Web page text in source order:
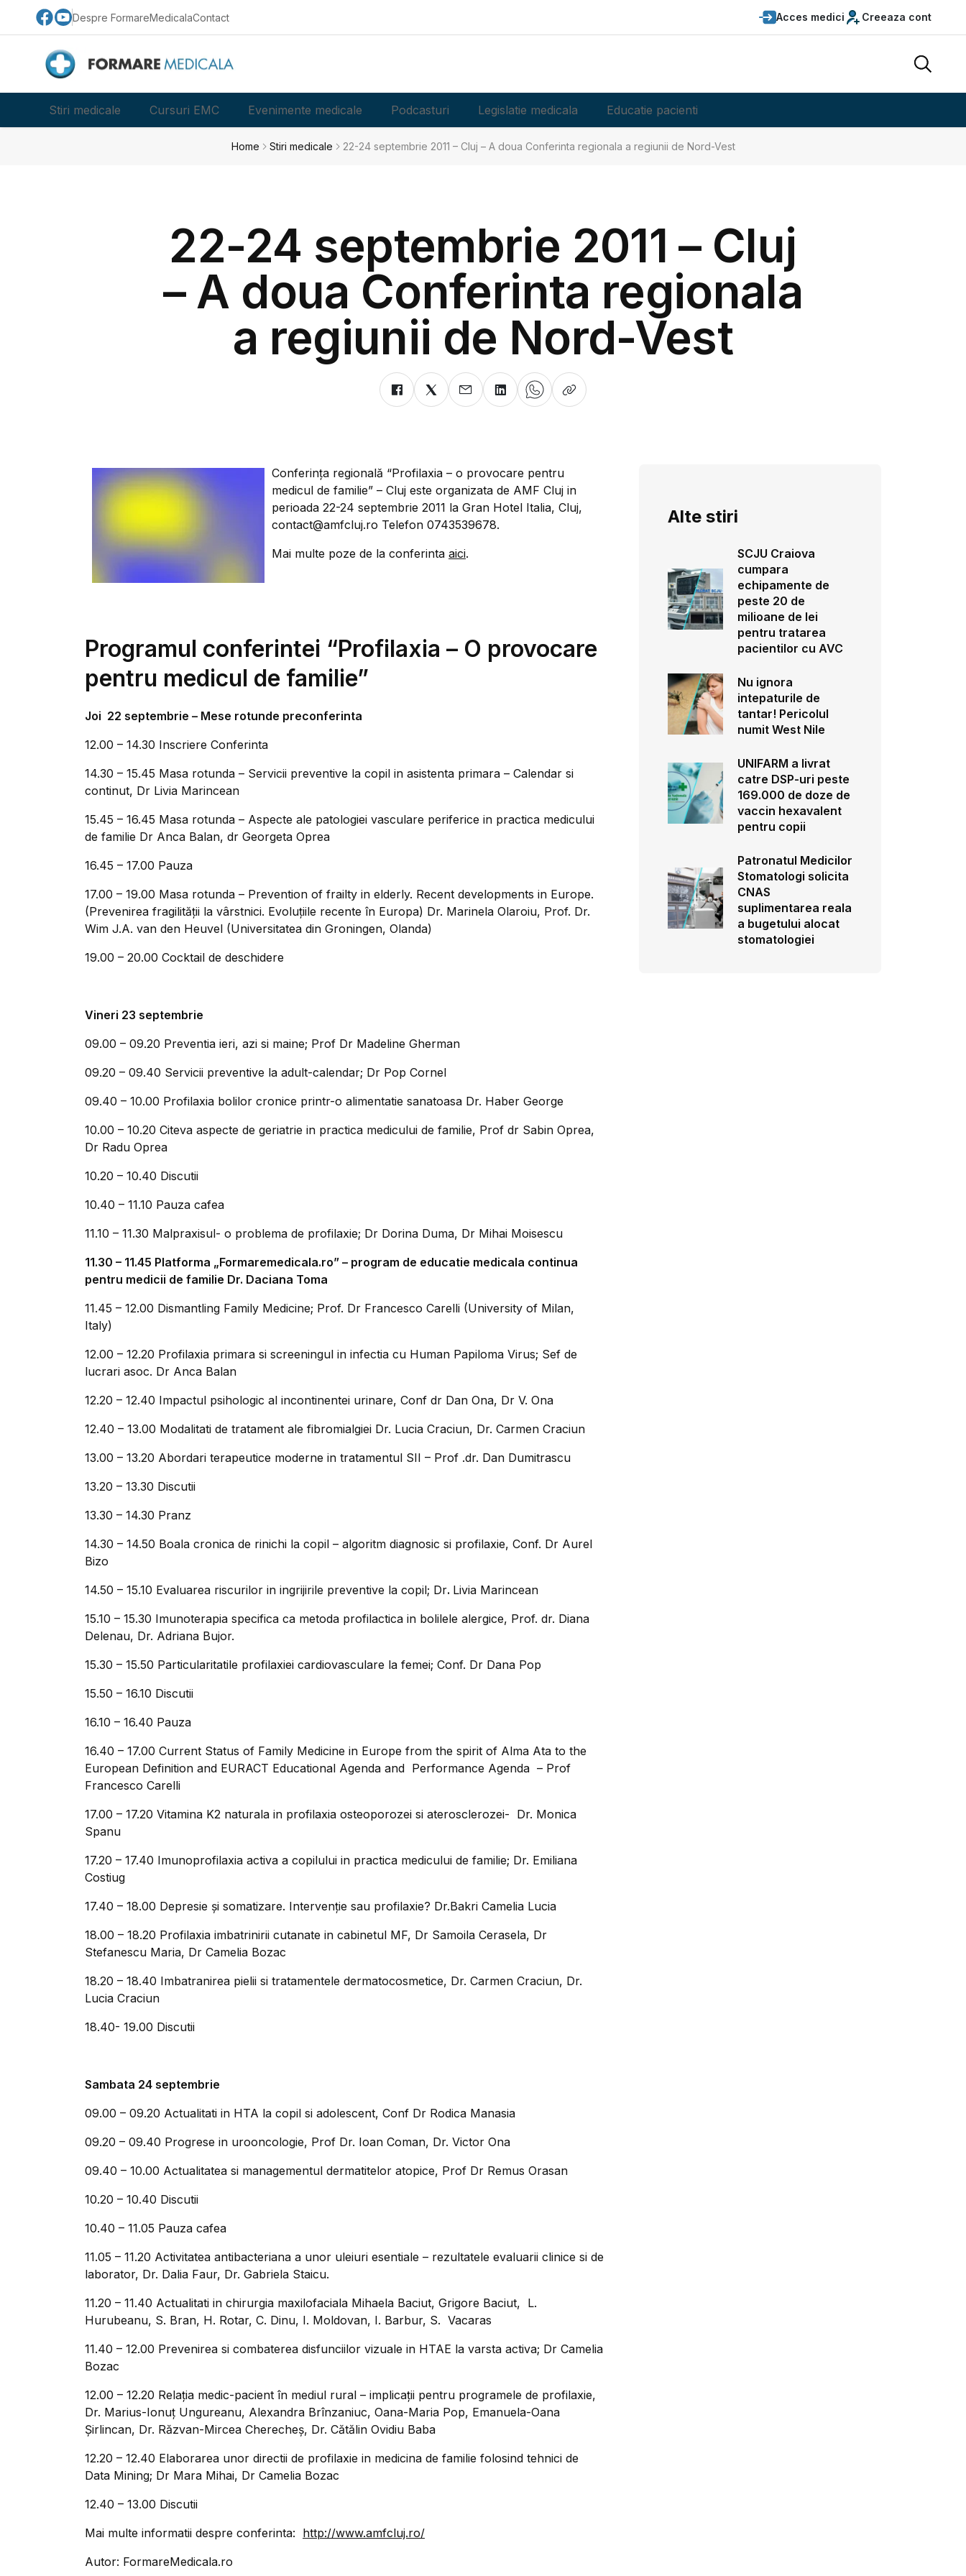
Despre FormareMedicalaContact Acces medici Creeaza cont
Stiri medicale Cursuri EMC Evenimente medicale Podcasturi Legislatie medicala Educatie pacienti
Home Stiri medicale 22-24 septembrie 2011 – Cluj – A doua Conferinta regionala a regiunii de Nord-Vest
22-24 septembrie 2011 – Cluj
– A doua Conferinta regionala
a regiunii de Nord-Vest
Conferinţa regională “Profilaxia – o provocare pentru
medicul de familie” – Cluj este organizata de AMF Cluj in
perioada 22-24 septembrie 2011 la Gran Hotel Italia, Cluj,
contact@amfcluj.ro Telefon 0743539678.
Mai multe poze de la conferinta aici.
Programul conferintei “Profilaxia – O provocare
pentru medicul de familie”
Joi 22 septembrie – Mese rotunde preconferinta
12.00 – 14.30 Inscriere Conferinta
14.30 – 15.45 Masa rotunda – Servicii preventive la copil in asistenta primara – Calendar si
continut, Dr Livia Marincean
15.45 – 16.45 Masa rotunda – Aspecte ale patologiei vasculare periferice in practica medicului
de familie Dr Anca Balan, dr Georgeta Oprea
16.45 – 17.00 Pauza
17.00 – 19.00 Masa rotunda – Prevention of frailty in elderly. Recent developments in Europe.
(Prevenirea fragilităţii la vârstnici. Evoluţiile recente în Europa) Dr. Marinela Olaroiu, Prof. Dr.
Wim J.A. van den Heuvel (Universitatea din Groningen, Olanda)
19.00 – 20.00 Cocktail de deschidere
Vineri 23 septembrie
09.00 – 09.20 Preventia ieri, azi si maine; Prof Dr Madeline Gherman
09.20 – 09.40 Servicii preventive la adult-calendar; Dr Pop Cornel
09.40 – 10.00 Profilaxia bolilor cronice printr-o alimentatie sanatoasa Dr. Haber George
10.00 – 10.20 Citeva aspecte de geriatrie in practica medicului de familie, Prof dr Sabin Oprea,
Dr Radu Oprea
10.20 – 10.40 Discutii
10.40 – 11.10 Pauza cafea
11.10 – 11.30 Malpraxisul- o problema de profilaxie; Dr Dorina Duma, Dr Mihai Moisescu
11.30 – 11.45 Platforma „Formaremedicala.ro” – program de educatie medicala continua
pentru medicii de familie Dr. Daciana Toma
11.45 – 12.00 Dismantling Family Medicine; Prof. Dr Francesco Carelli (University of Milan,
Italy)
12.00 – 12.20 Profilaxia primara si screeningul in infectia cu Human Papiloma Virus; Sef de
lucrari asoc. Dr Anca Balan
12.20 – 12.40 Impactul psihologic al incontinentei urinare, Conf dr Dan Ona, Dr V. Ona
12.40 – 13.00 Modalitati de tratament ale fibromialgiei Dr. Lucia Craciun, Dr. Carmen Craciun
13.00 – 13.20 Abordari terapeutice moderne in tratamentul SII – Prof .dr. Dan Dumitrascu
13.20 – 13.30 Discutii
13.30 – 14.30 Pranz
14.30 – 14.50 Boala cronica de rinichi la copil – algoritm diagnosic si profilaxie, Conf. Dr Aurel
Bizo
14.50 – 15.10 Evaluarea riscurilor in ingrijirile preventive la copil; Dr. Livia Marincean
15.10 – 15.30 Imunoterapia specifica ca metoda profilactica in bolilele alergice, Prof. dr. Diana
Delenau, Dr. Adriana Bujor.
15.30 – 15.50 Particularitatile profilaxiei cardiovasculare la femei; Conf. Dr Dana Pop
15.50 – 16.10 Discutii
16.10 – 16.40 Pauza
16.40 – 17.00 Current Status of Family Medicine in Europe from the spirit of Alma Ata to the
European Definition and EURACT Educational Agenda and Performance Agenda – Prof
Francesco Carelli
17.00 – 17.20 Vitamina K2 naturala in profilaxia osteoporozei si aterosclerozei- Dr. Monica
Spanu
17.20 – 17.40 Imunoprofilaxia activa a copilului in practica medicului de familie; Dr. Emiliana
Costiug
17.40 – 18.00 Depresie şi somatizare. Intervenţie sau profilaxie? Dr.Bakri Camelia Lucia
18.00 – 18.20 Profilaxia imbatrinirii cutanate in cabinetul MF, Dr Samoila Cerasela, Dr
Stefanescu Maria, Dr Camelia Bozac
18.20 – 18.40 Imbatranirea pielii si tratamentele dermatocosmetice, Dr. Carmen Craciun, Dr.
Lucia Craciun
18.40- 19.00 Discutii
Sambata 24 septembrie
09.00 – 09.20 Actualitati in HTA la copil si adolescent, Conf Dr Rodica Manasia
09.20 – 09.40 Progrese in urooncologie, Prof Dr. Ioan Coman, Dr. Victor Ona
09.40 – 10.00 Actualitatea si managementul dermatitelor atopice, Prof Dr Remus Orasan
10.20 – 10.40 Discutii
10.40 – 11.05 Pauza cafea
11.05 – 11.20 Activitatea antibacteriana a unor uleiuri esentiale – rezultatele evaluarii clinice si de
laborator, Dr. Dalia Faur, Dr. Gabriela Staicu.
11.20 – 11.40 Actualitati in chirurgia maxilofaciala Mihaela Baciut, Grigore Baciut, L.
Hurubeanu, S. Bran, H. Rotar, C. Dinu, I. Moldovan, I. Barbur, S. Vacaras
11.40 – 12.00 Prevenirea si combaterea disfunciilor vizuale in HTAE la varsta activa; Dr Camelia
Bozac
12.00 – 12.20 Relația medic-pacient în mediul rural – implicații pentru programele de profilaxie,
Dr. Marius-Ionuț Ungureanu, Alexandra Brînzaniuc, Oana-Maria Pop, Emanuela-Oana
Șirlincan, Dr. Răzvan-Mircea Cherecheș, Dr. Cătălin Ovidiu Baba
12.20 – 12.40 Elaborarea unor directii de profilaxie in medicina de familie folosind tehnici de
Data Mining; Dr Mara Mihai, Dr Camelia Bozac
12.40 – 13.00 Discutii
Mai multe informatii despre conferinta: http://www.amfcluj.ro/
Autor: FormareMedicala.ro
Alte stiri
SCJU Craiova
cumpara
echipamente de
peste 20 de
milioane de lei
pentru tratarea
pacientilor cu AVC
Nu ignora
intepaturile de
tantar! Pericolul
numit West Nile
UNIFARM a livrat
catre DSP-uri peste
169.000 de doze de
vaccin hexavalent
pentru copii
Patronatul Medicilor
Stomatologi solicita
CNAS
suplimentarea reala
a bugetului alocat
stomatologiei